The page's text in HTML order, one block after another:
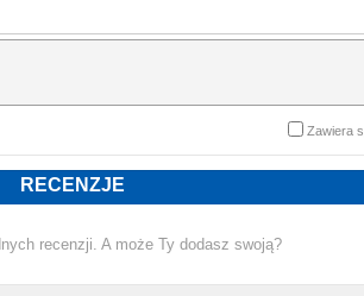
Zawiera
RECENZJE
recenzji. A może Ty dodasz swoją?